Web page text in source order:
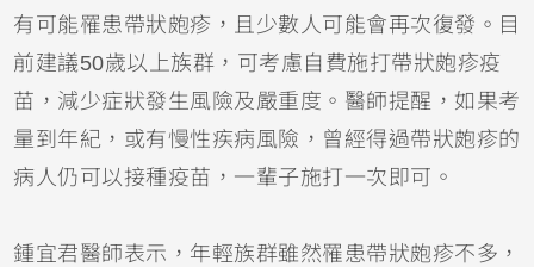
有可能罹患帶狀皰疹，且少數人可能會再次復發。目
前建議50歲以上族群，可考慮自費施打帶狀皰疹疫
苗，減少症狀發生風險及嚴重度。醫師提醒，如果考
量到年紀，或有慢性疾病風險，曾經得過帶狀皰疹的
病人仍可以接種疫苗，一輩子施打一次即可。
鍾宜君醫師表示，年輕族群雖然罹患帶狀皰疹不多，